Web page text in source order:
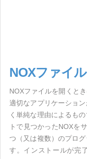
NOXファイ
NOXファイルを開くと
適切なアプリケーショ
く単純な理由によるも
トで見つかったNOXを
つ（又は複数）のプロ
す。インストールが完